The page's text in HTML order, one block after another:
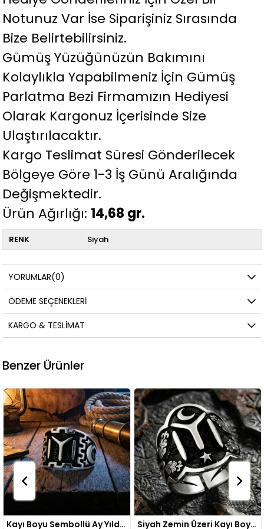
Notunuz Var İse Siparişiniz Sırasında
Bize Belirtebilirsiniz.
Gümüş Yüzüğünüzün Bakımını
Kolaylıkla Yapabilmeniz İçin Gümüş
Parlatma Bezi Firmamızın Hediyesi
Olarak Kargonuz İçerisinde Size
Ulaştırılacaktır.
Kargo Teslimat Süresi Gönderilecek
Bölgeye Göre 1-3 İş Günü Aralığında
Değişmektedir.
Ürün Ağırlığı: 14,68 gr.
RENK Siyah
YORUMLAR(0)
ÖDEME SEÇENEKLERI
KARGO & TESLIMAT
Benzer Ürünler
Kayı Boyu Sembollü Ay Yıldız Gümüş Yüzük
Siyah Zemin Üzeri Kayı Boyu Desenli Erkek Gümüş Yüzük